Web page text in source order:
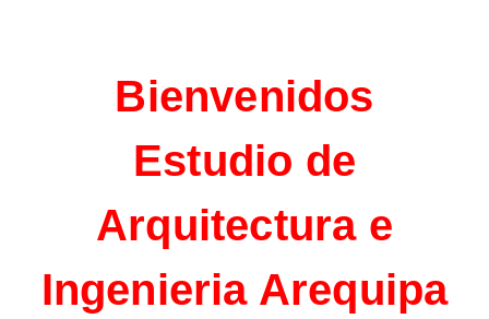
Bienvenidos
Estudio de
Arquitectura e
Ingenieria Arequipa